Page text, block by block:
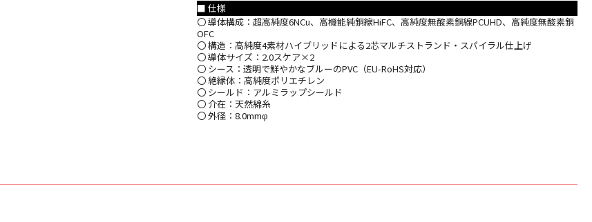
■ 仕様
〇 導体構成：超高純度6NCu、高機能純銅線HiFC、高純度無酸素銅線PCUHD、高純度無酸素銅
OFC
〇 構造：高純度4素材ハイブリッドによる2芯マルチストランド・スパイラル仕上げ
〇 導体サイズ：2.0スケア×2
〇 シース：透明で鮮やかなブルーのPVC（EU-RoHS対応）
〇 絶縁体：高純度ポリエチレン
〇 シールド：アルミラップシールド
〇 介在：天然綿糸
〇 外径：8.0mmφ